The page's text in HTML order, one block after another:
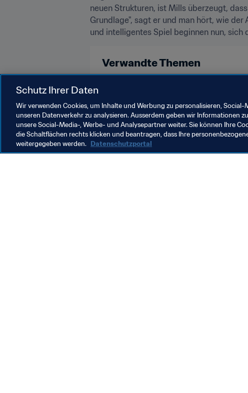
neuen Strukturen, ist Mills überzeugt,
Grundlage", sagt er und man hört, wie
und intelligentes Spiel beginnen nun, sich
Verwandte Themen
Schutz Ihrer Daten
Wir verwenden Cookies, um Inhalte und Werbung zu personalisieren,
unseren Datenverkehr zu analysieren. Ausserdem geben wir Informationen
unsere Social-Media-, Werbe- und Analysepartner weiter. Sie können Ihre
die Schaltflächen rechts klicken und beantragen, dass Ihre
weitergegeben werden. Datenschutzportal